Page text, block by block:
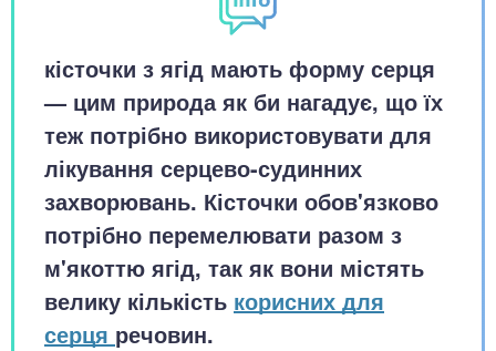
кісточки з ягід мають форму серця
— цим природа як би нагадує, що їх
теж потрібно використовувати для
лікування серцево-судинних
захворювань. Кісточки обов'язково
потрібно перемелювати разом з
м'якоттю ягід, так як вони містять
велику кількість корисних для
серця речовин.